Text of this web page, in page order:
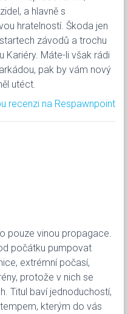
a hlavně s
hratelností. Škoda jen
závodů a trochu
Kariéry. Máte-li však rádi
pak by vám nový
utéct.
recenzi na Respawnpoint
pouze vinou propagace.
počátku pumpovat
extrémní počasí,
protože v nich se
Titul baví jednoduchostí,
kterým do vás